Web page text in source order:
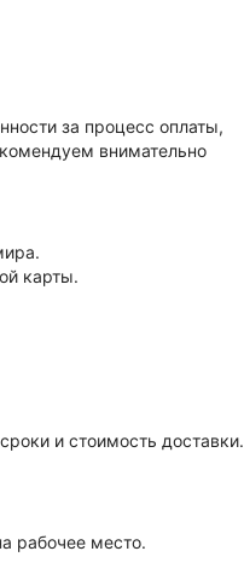
за процесс оплаты,
внимательно
карты.
и стоимость доставки.
рабочее место.